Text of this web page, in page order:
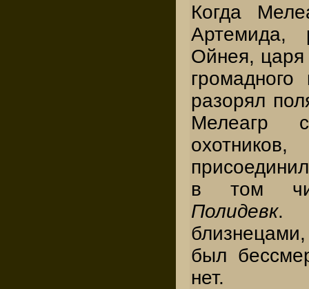
Когда
Артемида,
Ойнея, царя
разорял
Мелеагр
в том
Полидевк.
был
нет.